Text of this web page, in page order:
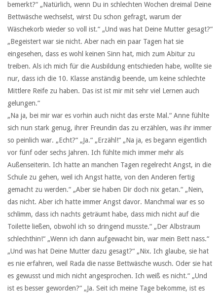
bemerkt?“ „Natürlich, wenn Du in schlechten Wochen dreimal Deine
Bettwäsche wechselst, wirst Du schon gefragt, warum der
Wäschekorb wieder so voll ist.“ „Und was hat Deine Mutter gesagt?“
„Begeistert war sie nicht. Aber nach ein paar Tagen hat sie
eingesehen, dass es wohl keinen Sinn hat, mich zum Abitur zu
treiben. Als ich mich für die Ausbildung entschieden habe, wollte sie
nur, dass ich die 10. Klasse anständig beende, um keine schlechte
Mittlere Reife zu haben. Das ist ist mir mit sehr viel Lernen auch
gelungen.“
„Na ja, bei mir war es vorhin auch nicht das erste Mal.“ Anne fühlte
sich nun stark genug, ihrer Freundin das zu erzählen, was ihr immer
so peinlich war. „Echt?“ „Ja.“ „Erzähl!“ „Na ja, es begann eigentlich
vor fünf oder sechs Jahren. Ich fühlte mich immer mehr als
Außenseiterin. Ich hatte an manchen Tagen regelrecht Angst, in die
Schule zu gehen, weil ich Angst hatte, von den Anderen fertig
gemacht zu werden.“ „Aber sie haben Dir doch nix getan.“ „Nein,
das nicht. Aber ich hatte immer Angst davor. Manchmal war es so
schlimm, dass ich nachts geträumt habe, dass mich nicht auf die
Toilette ließen, obwohl ich so dringend musste.“ „Der Albstraum
schlechthin!“ „Wenn ich dann aufgewacht bin, war mein Bett nass.“
„Und was hat Deine Mutter dazu gesagt?“ „Nix. Ich glaube, sie hat
es nie erfahren, weil Rada die nasse Bettwäsche wusch. Oder sie hat
es gewusst und mich nicht angesprochen. Ich weiß es nicht.“ „Und
ist es besser geworden?“ „Ja. Seit ich meine Tage bekomme, ist es